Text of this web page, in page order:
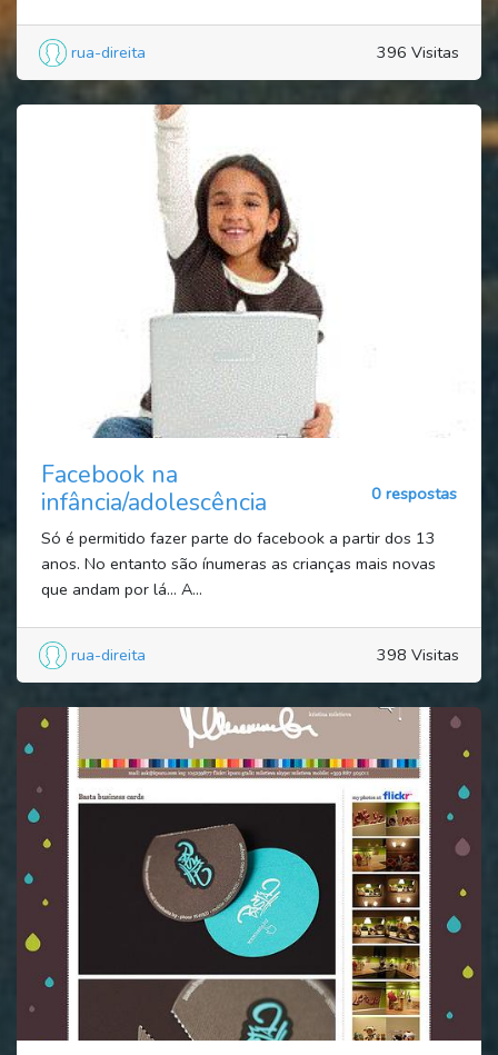
rua-direita 396 Visitas
Facebook na
infância/adolescência
0 respostas
Só é permitido fazer parte do facebook a partir dos 13
anos. No entanto são ínumeras as crianças mais novas
que andam por lá... A...
rua-direita 398 Visitas